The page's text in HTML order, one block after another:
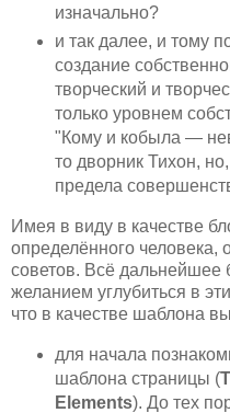
изначально?
и так далее, и тому
создание
творческий и
только уровнем
"Кому и кобыла —
то дворник Тихон,
предела
Имея в виду в качестве
определённого
советов. Всё дальнейшее
желанием углубиться в
что в качестве шаблона
для начала
шаблона страницы (
Elements). До тех